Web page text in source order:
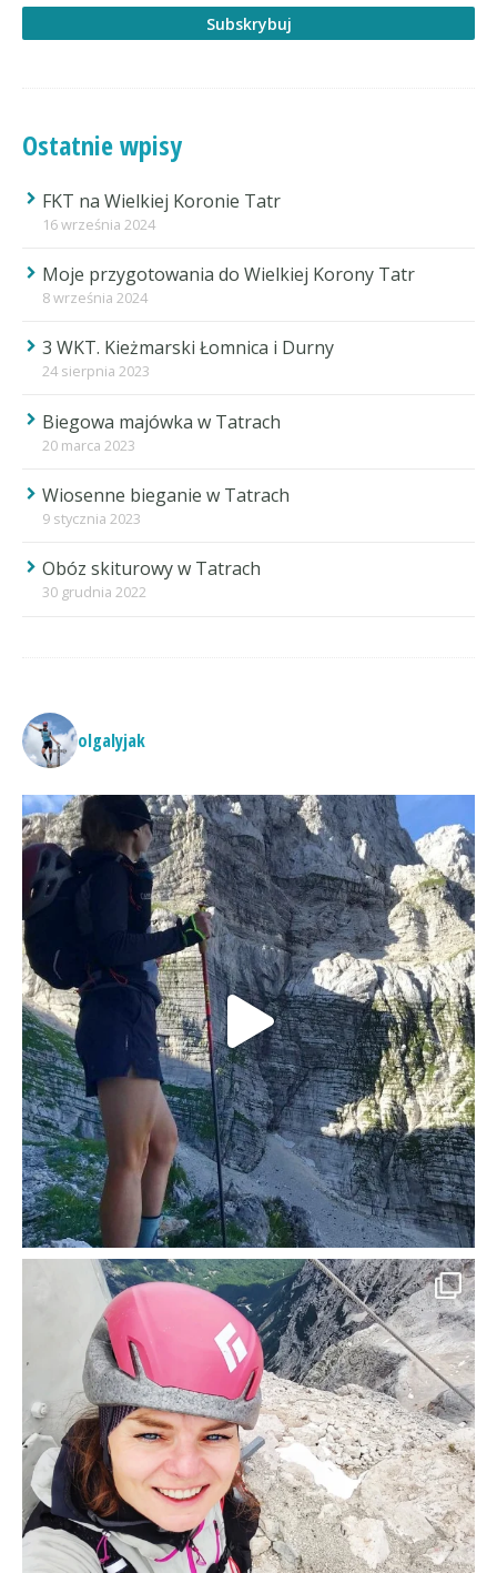
Ostatnie wpisy
FKT na Wielkiej Koronie Tatr
16 września 2024
Moje przygotowania do Wielkiej Korony Tatr
8 września 2024
3 WKT. Kieżmarski Łomnica i Durny
24 sierpnia 2023
Biegowa majówka w Tatrach
20 marca 2023
Wiosenne bieganie w Tatrach
9 stycznia 2023
Obóz skiturowy w Tatrach
30 grudnia 2022
olgalyjak